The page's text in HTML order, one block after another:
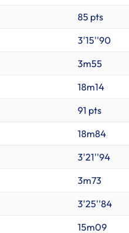
85 pts
3'15''90
3m55
18m14
91 pts
18m84
3'21''94
3m73
3'25''84
15m09